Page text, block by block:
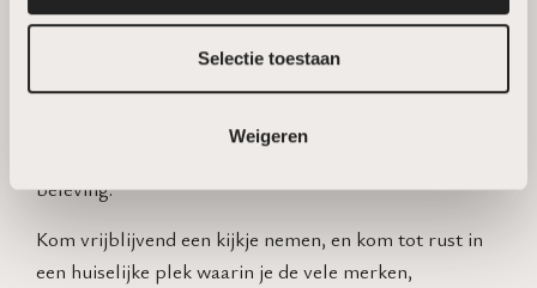
Selectie toestaan
Weigeren
BELEVINGSRUIMTES
Ontdek onze collecties in een prachtig kader. Onze
twee showrooms in Kermt-Hasselt en Maasmechelen
zijn tot in de puntjes ingericht voor een fantastische
beleving.
Kom vrijblijvend een kijkje nemen, en kom tot rust in
een huiselijke plek waarin je de vele merken,